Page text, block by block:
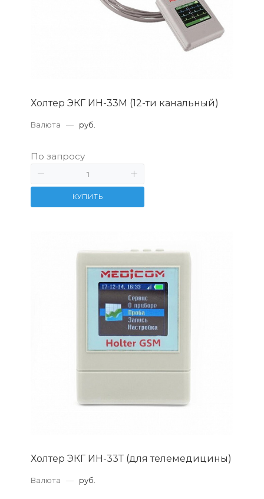
Холтер ЭКГ ИН-33М (12-ти канальный)
Валюта — руб.
По запросу
КУПИТЬ
Холтер ЭКГ ИН-33Т (для телемедицины)
Валюта — руб.